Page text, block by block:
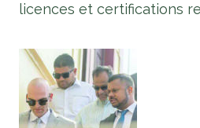
licences et certifications